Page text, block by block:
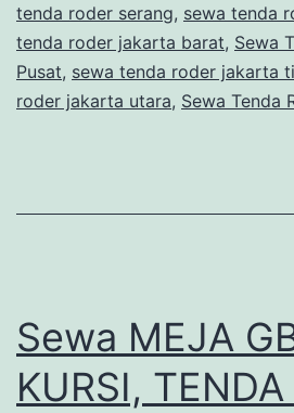
tenda roder serang, sewa tenda
tenda roder jakarta barat, Sewa
Pusat, sewa tenda roder jakarta
roder jakarta utara, Sewa Tenda
Sewa MEJA
KURSI, TENDA